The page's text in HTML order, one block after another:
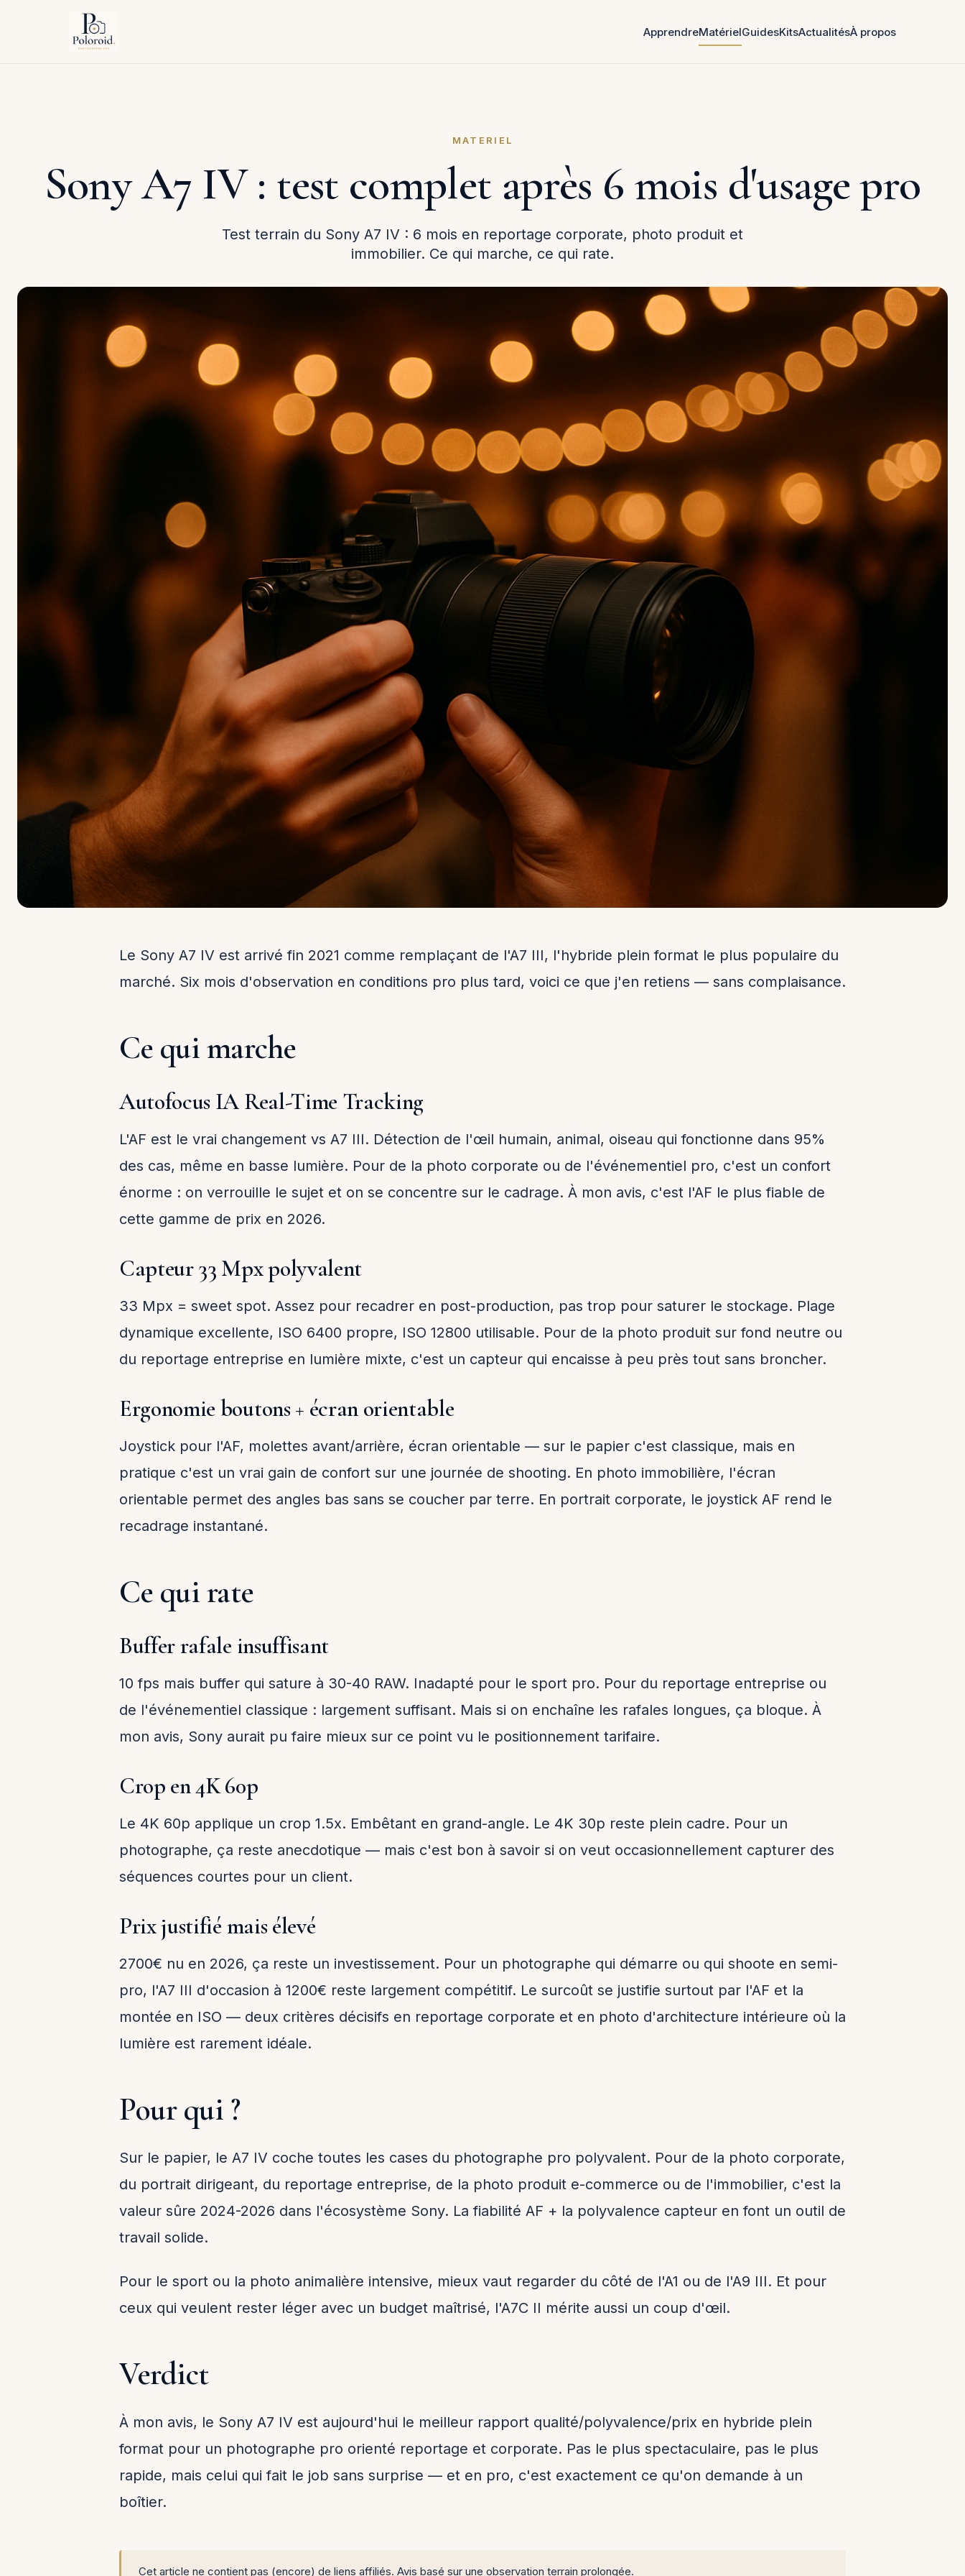
ApprendreMatérielGuidesKitsActualitésÀ propos
MATERIEL
Sony A7 IV : test complet après 6 mois d'usage pro
Test terrain du Sony A7 IV : 6 mois en reportage corporate, photo produit et
immobilier. Ce qui marche, ce qui rate.
Le Sony A7 IV est arrivé fin 2021 comme remplaçant de l'A7 III, l'hybride plein format le plus populaire du
marché. Six mois d'observation en conditions pro plus tard, voici ce que j'en retiens — sans complaisance.
Ce qui marche
Autofocus IA Real-Time Tracking
L'AF est le vrai changement vs A7 III. Détection de l'œil humain, animal, oiseau qui fonctionne dans 95%
des cas, même en basse lumière. Pour de la photo corporate ou de l'événementiel pro, c'est un confort
énorme : on verrouille le sujet et on se concentre sur le cadrage. À mon avis, c'est l'AF le plus fiable de
cette gamme de prix en 2026.
Capteur 33 Mpx polyvalent
33 Mpx = sweet spot. Assez pour recadrer en post-production, pas trop pour saturer le stockage. Plage
dynamique excellente, ISO 6400 propre, ISO 12800 utilisable. Pour de la photo produit sur fond neutre ou
du reportage entreprise en lumière mixte, c'est un capteur qui encaisse à peu près tout sans broncher.
Ergonomie boutons + écran orientable
Joystick pour l'AF, molettes avant/arrière, écran orientable — sur le papier c'est classique, mais en
pratique c'est un vrai gain de confort sur une journée de shooting. En photo immobilière, l'écran
orientable permet des angles bas sans se coucher par terre. En portrait corporate, le joystick AF rend le
recadrage instantané.
Ce qui rate
Buffer rafale insuffisant
10 fps mais buffer qui sature à 30-40 RAW. Inadapté pour le sport pro. Pour du reportage entreprise ou
de l'événementiel classique : largement suffisant. Mais si on enchaîne les rafales longues, ça bloque. À
mon avis, Sony aurait pu faire mieux sur ce point vu le positionnement tarifaire.
Crop en 4K 60p
Le 4K 60p applique un crop 1.5x. Embêtant en grand-angle. Le 4K 30p reste plein cadre. Pour un
photographe, ça reste anecdotique — mais c'est bon à savoir si on veut occasionnellement capturer des
séquences courtes pour un client.
Prix justifié mais élevé
2700€ nu en 2026, ça reste un investissement. Pour un photographe qui démarre ou qui shoote en semi-
pro, l'A7 III d'occasion à 1200€ reste largement compétitif. Le surcoût se justifie surtout par l'AF et la
montée en ISO — deux critères décisifs en reportage corporate et en photo d'architecture intérieure où la
lumière est rarement idéale.
Pour qui ?
Sur le papier, le A7 IV coche toutes les cases du photographe pro polyvalent. Pour de la photo corporate,
du portrait dirigeant, du reportage entreprise, de la photo produit e-commerce ou de l'immobilier, c'est la
valeur sûre 2024-2026 dans l'écosystème Sony. La fiabilité AF + la polyvalence capteur en font un outil de
travail solide.
Pour le sport ou la photo animalière intensive, mieux vaut regarder du côté de l'A1 ou de l'A9 III. Et pour
ceux qui veulent rester léger avec un budget maîtrisé, l'A7C II mérite aussi un coup d'œil.
Verdict
À mon avis, le Sony A7 IV est aujourd'hui le meilleur rapport qualité/polyvalence/prix en hybride plein
format pour un photographe pro orienté reportage et corporate. Pas le plus spectaculaire, pas le plus
rapide, mais celui qui fait le job sans surprise — et en pro, c'est exactement ce qu'on demande à un
boîtier.
Cet article ne contient pas (encore) de liens affiliés. Avis basé sur une observation terrain prolongée.